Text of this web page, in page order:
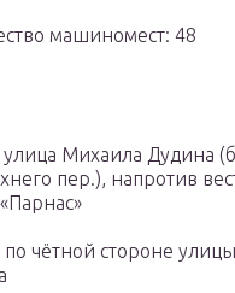
машиномест: 48
улица Михаила Дудина
пер.), напротив
по чётной стороне